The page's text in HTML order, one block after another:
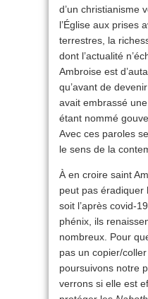
d’un christianisme
l’Église aux prises
terrestres, la
dont l’actualité
Ambroise est
qu’avant de
avait embrassé
étant nommé
Avec ces paroles
le sens de la
À en croire saint
peut pas éradiquer
soit l’après covid-
phénix, ils
nombreux. Pour
pas un copier/coller
poursuivons notre
verrons si elle est